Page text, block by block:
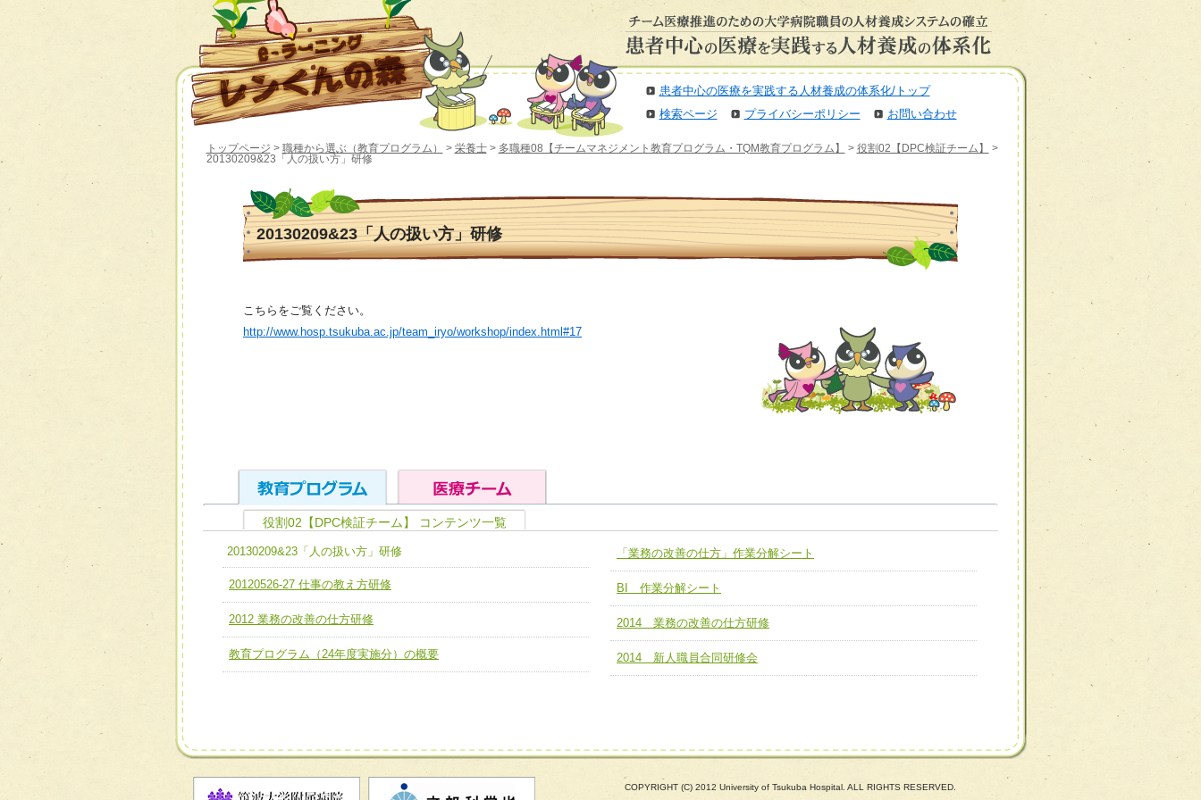
患者中心の医療を実践する人材養成の体系化/トップ
検索ページ
プライバシーポリシー お問い合わせ
トップページ > 職種から選ぶ（教育プログラム） > 栄養士> 多職種08【チームマネジメント教育プログラム・TQM教育プログラム】 > 役割02【DPC検証チーム】
>
20130209&23「人の扱い方」研修
20130209&23「人の扱い方」研修
こちらをご覧ください。
http://www.hosp.tsukuba.ac.jp/team_iryo/workshop/index.html#17
ユニット１ 医療人としての基礎能力
全人的医療を実践する医療人として、必要な基礎能力を身につ
ける
ユニット２ チーム医療構成力
ユニット３ 多職種連携力
ユニット４ 専門能力拡大・向上
各職種のスキルを拡大・向上させ、新たな可能性を広げる
人材養成のためのマネジメントおよび効果的な指導ができる
チーム01【病院内横断的問題解決チーム】
チーム02【地域医療連携推進による高度医療を必要とする在
宅患者等支援チーム】
チーム03【癌患者服薬サポートチーム】
チーム06【外来化学療法チーム】
チーム07【病院職員に対する院内感染対策教育チーム】
チーム14【苦情・クレーム・暴力対応支援チーム】
チーム15【人材養成エキスパートチーム】
役割02【DPC検証チーム】 コンテンツ一覧
20130209&23「人の扱い方」研修
20120526-27 仕事の教え方研修
2012 業務の改善の仕方研修
教育プログラム（24年度実施分）の概要
「業務の改善の仕方」作業分解シート
BI 作業分解シート
2014 業務の改善の仕方研修
2014 新人職員合同研修会
COPYRIGHT (C) 2012 University of Tsukuba Hospital. ALL RIGHTS RESERVED.